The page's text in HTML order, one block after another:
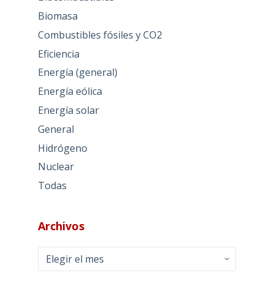
Biomasa
Combustibles fósiles y CO2
Eficiencia
Energía (general)
Energía eólica
Energía solar
General
Hidrógeno
Nuclear
Todas
Archivos
Archivos